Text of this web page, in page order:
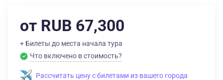
от RUB 67,300
+ Билеты до места начала тура
Что включено в стоимость?
Рассчитать цену с билетами из вашего города